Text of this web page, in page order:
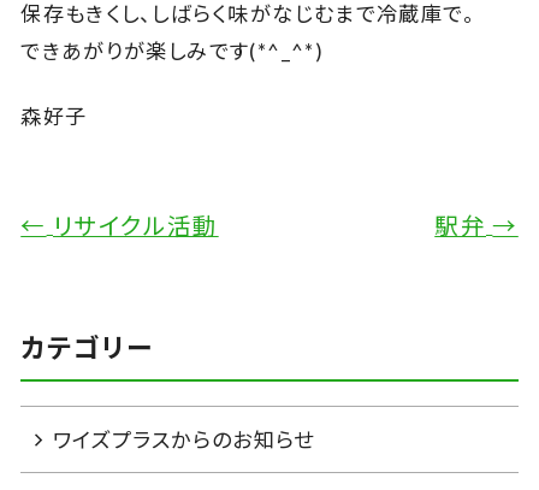
保存もきくし、しばらく味がなじむまで冷蔵庫で。
できあがりが楽しみです(*^_^*)
森好子
← リサイクル活動 駅弁 →
カテゴリー
ワイズプラスからのお知らせ